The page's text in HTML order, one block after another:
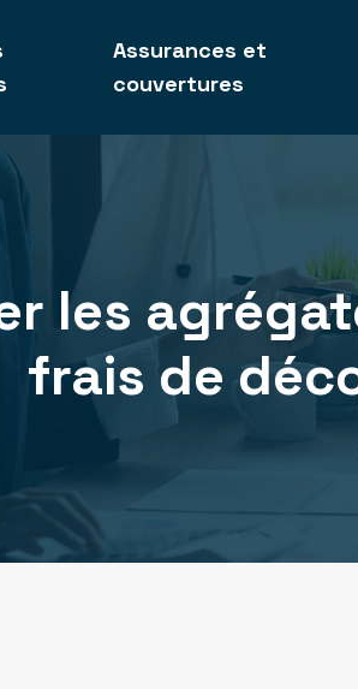
Assurances et
couvertures
les
frais de